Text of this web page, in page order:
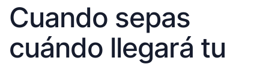
Cuando sepas
cuándo llegará tu